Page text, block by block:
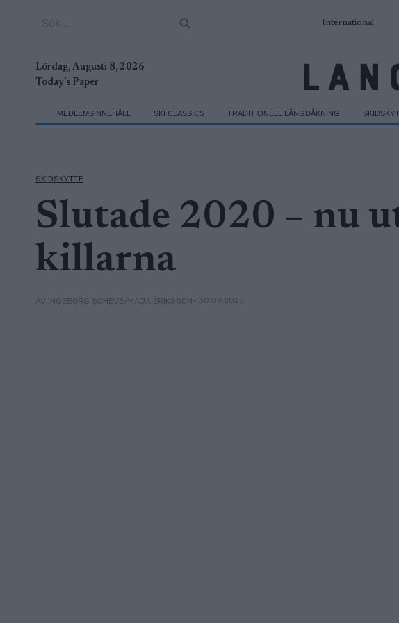
International
Lördag, Augusti 8, 2026
Today's Paper
MEDLEMSINNEHÅLL SKI CLASSICS TRADITIONELL LÄNGDÅKNING
SKIDSKYTTE
Slutade 2020 – nu
killarna
AV INGEBORG SCHEVE/MAJA ERIKSSON• 30.09.2025